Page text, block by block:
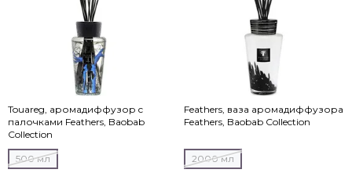
Touareg, аромадиффузор c
палочками Feathers, Baobab
Collection
500 мл
Feathers, ваза аромадиффузора
Feathers, Baobab Collection
2000 мл